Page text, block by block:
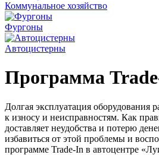
Коммунальное хозяйство
Фургоны
Автоцистерны
Программа
Долгая эксплуатация оборудования
к износу и неисправностям. Как
доставляет неудобства и потерю
избавиться от этой проблемы и
программе Trade-In в автоцентре